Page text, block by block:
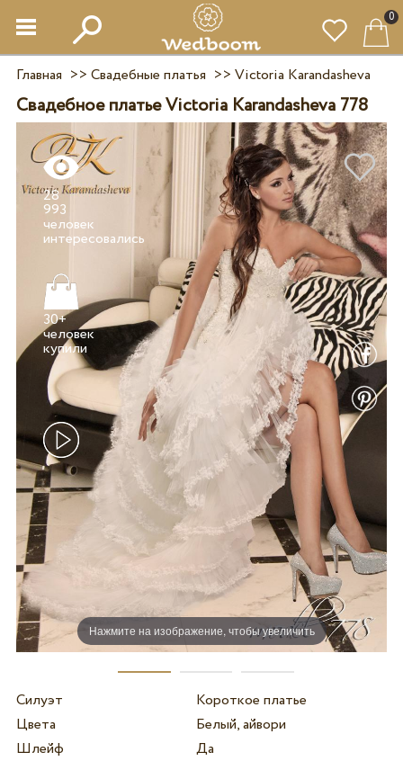
0
Главная >> Свадебные платья >> Victoria Karandasheva
Свадебное платье Victoria Karandasheva 778
Нажмите на изображение, чтобы увеличить
28
993
человек
30+
человек
Силуэт
Короткое платье
Цвета
Белый, айвори
Шлейф
Да